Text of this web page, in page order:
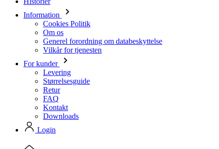
Vilkår for tjenesten
For kunder
Levering
Størrelsesguide
Retur
Kontakt
Downloads
Login
Lagervarer